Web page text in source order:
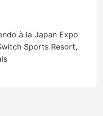
à la Japan Expo
Sports Resort,